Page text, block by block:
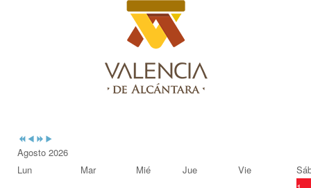
YearMonth
YearMonth
Agosto 2026
Lun
Mar Mié Jue Vie